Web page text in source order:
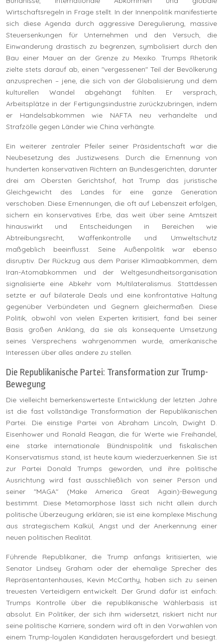
Wirtschaftsregeln in Frage stellt. In der Innenpolitik manifestierte
sich diese Agenda durch aggressive Deregulierung, massive
Steuersenkungen für Unternehmen und den Versuch, die
Einwanderung drastisch zu begrenzen, symbolisiert durch den
Bau einer Mauer an der Grenze zu Mexiko. Trumps Rhetorik
zielte stets darauf ab, einen "vergessenen" Teil der Bevölkerung
anzusprechen – jene, die sich von der Globalisierung und dem
kulturellen Wandel abgehängt fühlten. Er versprach,
Arbeitsplätze in der Fertigungsindustrie zurückzubringen, indem
er Handelsabkommen wie NAFTA neu verhandelte und
Strafzölle gegen Länder wie China verhängte.
Ein weiterer zentraler Pfeiler seiner Präsidentschaft war die
Neubesetzung des Justizwesens. Durch die Ernennung von
hunderten konservativen Richtern an Bundesgerichten, darunter
drei am Obersten Gerichtshof, hat Trump das juristische
Gleichgewicht des Landes für eine ganze Generation
verschoben. Diese Ernennungen, die oft auf Lebenszeit erfolgen,
sichern ein konservatives Erbe, das weit über seine Amtszeit
hinauswirkt und Entscheidungen in Bereichen wie
Abtreibungsrecht, Waffenkontrolle und Umweltschutz
maßgeblich beeinflusst. Seine Außenpolitik war ebenso
disruptiv. Der Rückzug aus dem Pariser Klimaabkommen, dem
Iran-Atomabkommen und der Weltgesundheitsorganisation
signalisierte eine Abkehr vom Multilateralismus. Stattdessen
setzte er auf bilaterale Deals und eine konfrontative Haltung
gegenüber Verbündeten und Gegnern gleichermaßen. Diese
Politik, obwohl von vielen Experten kritisiert, fand bei seiner
Basis großen Anklang, da sie als konsequente Umsetzung
seines Versprechens wahrgenommen wurde, amerikanische
Interessen über alles andere zu stellen.
Die Republikanische Partei: Transformation zur Trump-
Bewegung
Die vielleicht bemerkenswerteste Entwicklung der letzten Jahre
ist die fast vollständige Transformation der Republikanischen
Partei. Die einstige Partei von Abraham Lincoln, Dwight D.
Eisenhower und Ronald Reagan, die für Werte wie Freihandel,
eine starke internationale Bündnispolitik und fiskalischen
Konservatismus stand, ist heute kaum wiederzuerkennen. Sie ist
zur Partei Donald Trumps geworden, und ihre politische
Ausrichtung wird fast ausschließlich von seiner Person und
seiner "MAGA" (Make America Great Again)-Bewegung
bestimmt. Diese Metamorphose lässt sich nicht allein durch
politische Überzeugung erklären; sie ist eine komplexe Mischung
aus strategischem Kalkül, Angst und der Anerkennung einer
neuen politischen Realität.
Führende Republikaner, die Trump anfangs kritisierten, wie
Senator Lindsey Graham oder der ehemalige Sprecher des
Repräsentantenhauses, Kevin McCarthy, haben sich zu seinen
treuesten Verteidigern entwickelt. Der Grund dafür ist einfach:
Trumps Kontrolle über die republikanische Wählerbasis ist
absolut. Ein Politiker, der sich ihm widersetzt, riskiert nicht nur
seine politische Karriere, sondern wird oft in den Vorwahlen von
einem Trump-loyalen Kandidaten herausgefordert und besiegt.